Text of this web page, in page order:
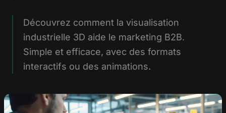
Découvrez comment la visualisation
industrielle 3D aide le marketing B2B.
Simple et efficace, avec des formats
interactifs ou des animations.